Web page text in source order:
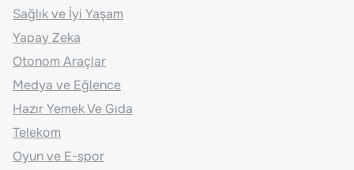
Sağlık ve İyi Yaşam
Yapay Zeka
Otonom Araçlar
Medya ve Eğlence
Hazır Yemek Ve Gıda
Telekom
Oyun ve E-spor